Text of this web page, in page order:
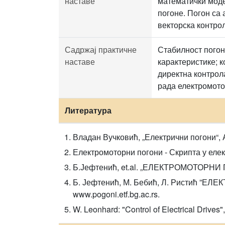
погоне. Погон
векторска
Садржај практичне
наставе
Стабилност
карактеристике;
директна
рада
Литература
Владан Вучковић, „Електрични
Електромоторни погони - Скрипта у
Б.Јефтенић, et.al. „ЕЛЕКТРОМОТОРНИ
Б. Јефтенић, М. Бебић, Л. Ристић
www.pogoni.etf.bg.ac.rs.
W. Leonhard: "Control of Electrical